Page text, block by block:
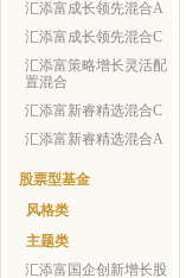
汇添富成长领先混合A
汇添富成长领先混合C
汇添富策略增长灵活配
置混合
汇添富新睿精选混合C
汇添富新睿精选混合A
股票型基金
风格类
主题类
汇添富国企创新增长股